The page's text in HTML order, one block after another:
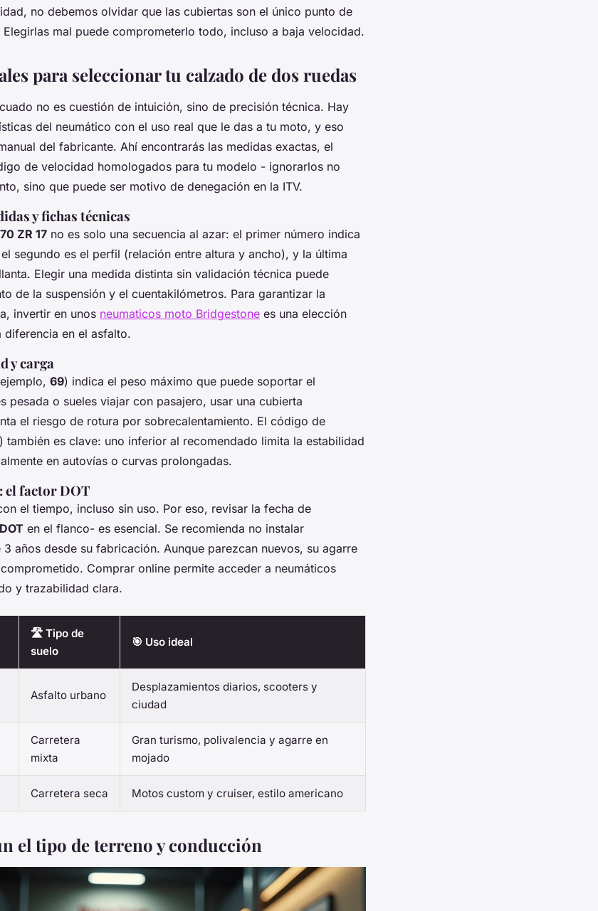
no debemos olvidar que las cubiertas son el único punto de
mal puede comprometerlo todo, incluso a baja velocidad.
para seleccionar tu calzado de dos ruedas
no es cuestión de intuición, sino de precisión técnica. Hay
del neumático con el uso real que le das a tu moto, y eso
del fabricante. Ahí encontrarás las medidas exactas, el
de velocidad homologados para tu modelo - ignorarlos no
sino que puede ser motivo de denegación en la ITV.
y fichas técnicas
ZR 17 no es solo una secuencia al azar: el primer número indica
segundo es el perfil (relación entre altura y ancho), y la última
Elegir una medida distinta sin validación técnica puede
de la suspensión y el cuentakilómetros. Para garantizar la
invertir en unos neumaticos moto Bridgestone es una elección
diferencia en el asfalto.
y carga
69) indica el peso máximo que puede soportar el
pesada o sueles viajar con pasajero, usar una cubierta
el riesgo de rotura por sobrecalentamiento. El código de
) también es clave: uno inferior al recomendado limita la estabilidad
en autovías o curvas prolongadas.
el factor DOT
el tiempo, incluso sin uso. Por eso, revisar la fecha de
DOT en el flanco- es esencial. Se recomienda no instalar
años desde su fabricación. Aunque parezcan nuevos, su agarre
Comprar online permite acceder a neumáticos
y trazabilidad clara.
🛣️ Tipo de
suelo
🎯 Uso ideal
Asfalto urbano
Desplazamientos diarios, scooters y
ciudad
Carretera
mixta
Gran turismo, polivalencia y agarre en
mojado
Carretera seca Motos custom y cruiser, estilo americano
el tipo de terreno y conducción